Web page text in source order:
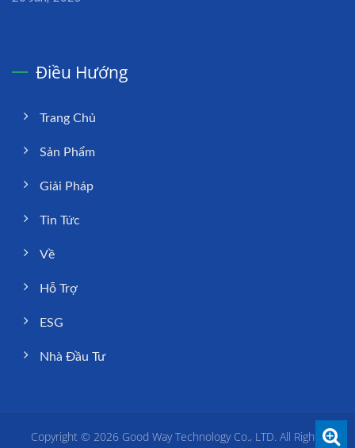
Điều Hướng
Trang Chủ
Sản Phẩm
Giải Pháp
Tin Tức
Về
Hỗ Trợ
ESG
Nhà Đầu Tư
Copyright © 2026 Good Way Technology Co., LTD. All Rights